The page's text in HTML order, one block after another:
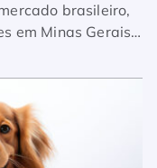
brasileiro,
em Minas Gerais,
já expandiu